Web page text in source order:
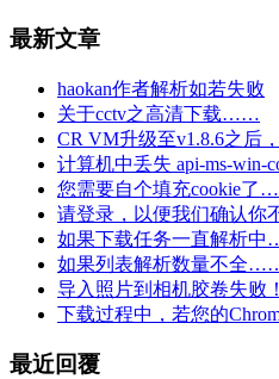
最新文章
haokan作者解析如若失败
关于cctv之高清下载……
CR VM升级至v1.8.6之后
计算机中丢失 api-ms-win-
您需要自个填充cookie了
请登录，以便我们确认你
如果下载任务一直解析
如果列表解析数量不全
导入照片到相机胶卷失败！
下载过程中，若您的
最近回覆